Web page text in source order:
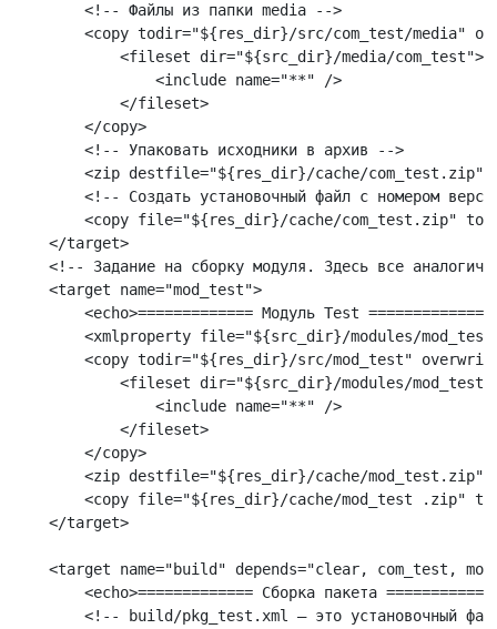
        <!-- Файлы из папки media -->
<copy todir="${res_dir}/src/com_test/media"
            <fileset dir="${src_dir}/media/com_test">
                <include name="**" />
            </fileset>
        </copy>
        <!-- Упаковать исходники в архив -->
<zip destfile="${res_dir}/cache/com_test.zip"
<!-- Создать установочный файл с номером
<copy file="${res_dir}/cache/com_test.zip"
    </target>
<!-- Задание на сборку модуля. Здесь все
    <target name="mod_test">
<echo>============= Модуль Test
<xmlproperty file="${src_dir}/modules/
<copy todir="${res_dir}/src/mod_test"
<fileset dir="${src_dir}/modules/
                <include name="**" />
            </fileset>
        </copy>
<zip destfile="${res_dir}/cache/mod_test.zip"
<copy file="${res_dir}/cache/mod_test .zip"
    </target>
<target name="build" depends="clear, com_test,
<echo>============= Сборка пакета
<!-- build/pkg_test.xml — это установочный